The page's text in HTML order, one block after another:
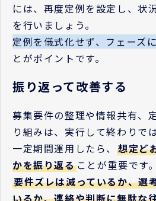
には、再度定例を設定し、状
を行いましょう。
定例を儀式化せず、フェーズ
とがポイントです。
振り返って改善する
募集要件の整理や情報共有、
り組みは、実行して終わりで
一定期間運用したら、 想定ど
かを振り返ることが重要です。
要件ズレは減っているか、選
いるか、連絡や判断に無駄な